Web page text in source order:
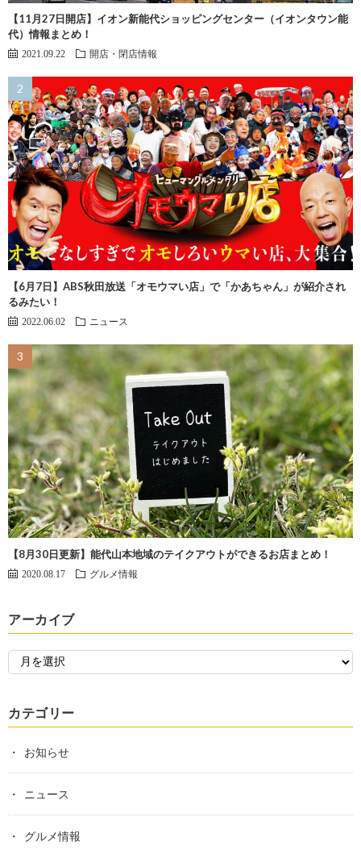
【11月27日開店】イオン新能代ショッピングセンター（イオンタウン能
代）情報まとめ！
2021.09.22 開店・閉店情報
【6月7日】ABS秋田放送「オモウマい店」で「かあちゃん」が紹介され
るみたい！
2022.06.02 ニュース
【8月30日更新】能代山本地域のテイクアウトができるお店まとめ！
2020.08.17 グルメ情報
アーカイブ
カテゴリー
お知らせ
ニュース
グルメ情報